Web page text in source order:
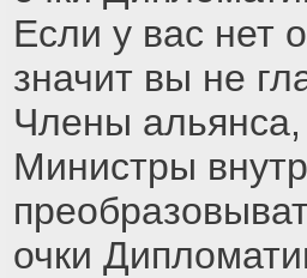
Если у вас нет
значит вы не
Члены
Министры
очки